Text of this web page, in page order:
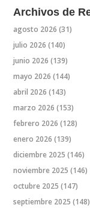
Archivos de
agosto 2026 (31)
julio 2026 (140)
junio 2026 (139)
mayo 2026 (144)
abril 2026 (143)
marzo 2026 (153)
febrero 2026 (128)
enero 2026 (139)
diciembre 2025 (146)
noviembre 2025 (146)
octubre 2025 (147)
septiembre 2025 (148)